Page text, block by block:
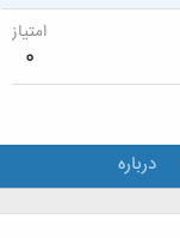
امتیاز
0
درباره